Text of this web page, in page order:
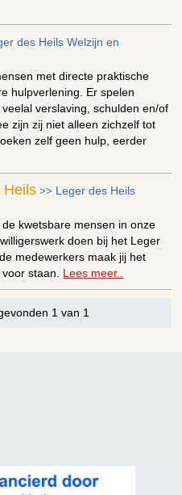
des Heils Welzijn en
met directe praktische
hulpverlening. Er spelen
verslaving, schulden en/of
zijn zij niet alleen zichzelf tot
zelf geen hulp, eerder
Heils >> Leger des Heils
kwetsbare mensen in onze
doen bij het Leger
medewerkers maak jij het
staan. Lees meer..
1 van 1